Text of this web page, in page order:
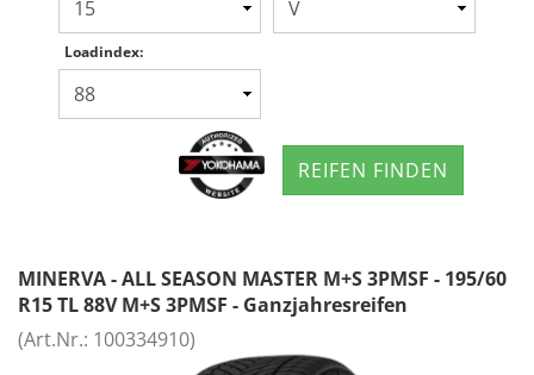
Loadindex:
REIFEN FINDEN
MINERVA - ALL SEASON MASTER M+S 3PMSF - 195/60
R15 TL 88V M+S 3PMSF - Ganzjahresreifen
(Art.Nr.: 100334910)